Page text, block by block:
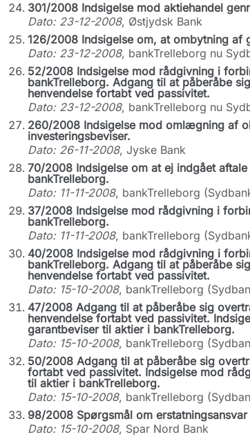
301/2008 Indsigelse mod aktiehandel
Dato: 23-12-2008, Østjydsk Bank
126/2008 Indsigelse om, at ombytning af
Dato: 23-12-2008, bankTrelleborg nu
52/2008 Indsigelse mod rådgivning i
bankTrelleborg. Adgang til at påberåbe
henvendelse fortabt ved passivitet.
Dato: 23-12-2008, bankTrelleborg nu
260/2008 Indsigelse mod omlægning af
investeringsbeviser.
Dato: 26-11-2008, Jyske Bank
70/2008 Indsigelse om at ej indgået
bankTrelleborg.
Dato: 11-11-2008, bankTrelleborg
37/2008 Indsigelse mod rådgivning i
bankTrelleborg.
Dato: 11-11-2008, bankTrelleborg
40/2008 Indsigelse mod rådgivning i
bankTrelleborg. Adgang til at påberåbe
henvendelse fortabt ved passivitet.
Dato: 15-10-2008, bankTrelleborg
47/2008 Adgang til at påberåbe sig
henvendelse fortabt ved passivitet.
garantbeviser til aktier i bankTrelleborg.
Dato: 15-10-2008, bankTrelleborg
50/2008 Adgang til at påberåbe sig
fortabt ved passivitet. Indsigelse mod
til aktier i bankTrelleborg.
Dato: 15-10-2008, bankTrelleborg
98/2008 Spørgsmål om
Dato: 15-10-2008, Spar Nord Bank